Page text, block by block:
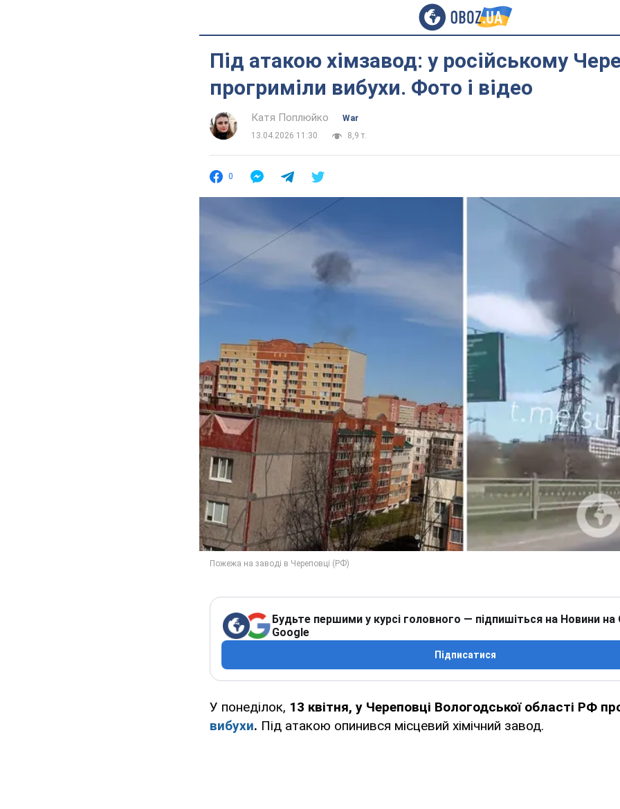
Під атакою хімзавод: у російському
прогриміли вибухи. Фото і відео
Катя Поплюйко
War
13.04.2026 11:30
8,9 т.
0
Будьте першими у курсі головного — підпишіться на Новини на
Google
Підписатися
У понеділок, 13 квітня, у Череповці Вологодської області РФ
вибухи. Під атакою опинився місцевий хімічний завод.